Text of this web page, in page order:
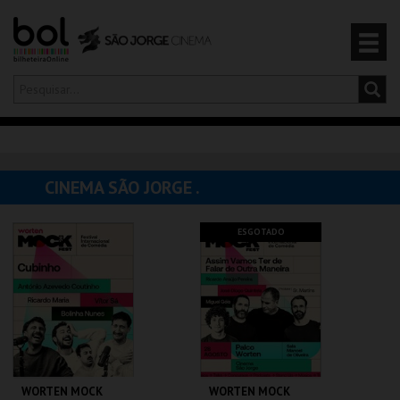
Olá,iniciar sessão
CARRINHO
EVENTOS
CARTÕES
PRODUTOS
CINEMA SÃO JORGE .
WORTEN MOCK
ESGOTADO
WORTEN MOCK